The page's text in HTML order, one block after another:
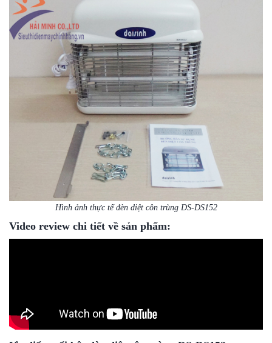
Hình ảnh thực tế đèn diệt côn trùng DS-DS152
Video review chi tiết về sản phẩm: